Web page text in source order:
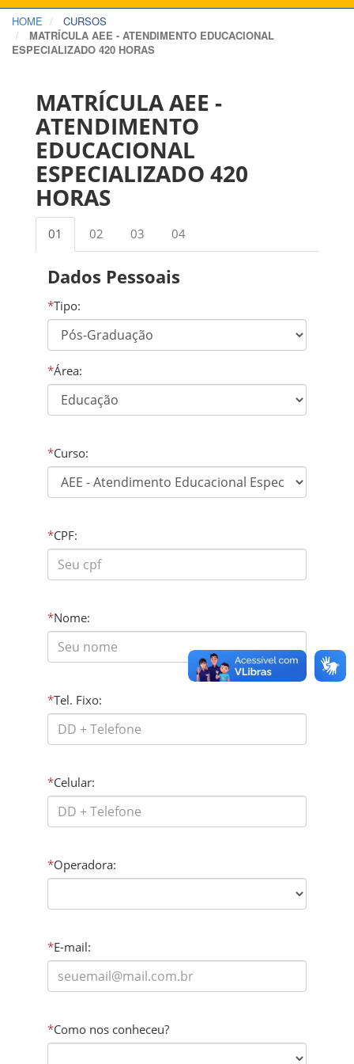
HOME
CURSOS
MATRÍCULA AEE - ATENDIMENTO EDUCACIONAL
ESPECIALIZADO 420 HORAS
MATRÍCULA AEE -
ATENDIMENTO
EDUCACIONAL
ESPECIALIZADO 420
HORAS
01 02 03 04
Dados Pessoais
*Tipo:
*Área:
*Curso:
*CPF:
*Nome:
*Tel. Fixo:
*Celular:
*Operadora:
*E-mail:
*Como nos conheceu?